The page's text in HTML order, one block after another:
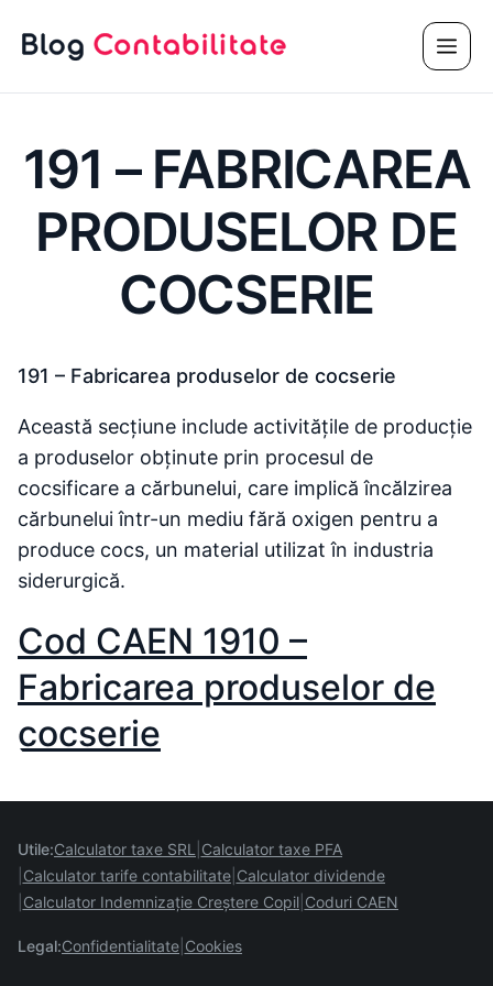
191 – FABRICAREA
PRODUSELOR DE
COCSERIE
191 – Fabricarea produselor de cocserie
Această secțiune include activitățile de producție
a produselor obținute prin procesul de
cocsificare a cărbunelui, care implică încălzirea
cărbunelui într-un mediu fără oxigen pentru a
produce cocs, un material utilizat în industria
siderurgică.
Cod CAEN 1910 –
Fabricarea produselor de
cocserie
Utile:Calculator taxe SRL
Calculator taxe PFA
Calculator tarife contabilitate Calculator dividende
Calculator Indemnizație Creștere Copil Coduri CAEN
Legal:Confidentialitate Cookies